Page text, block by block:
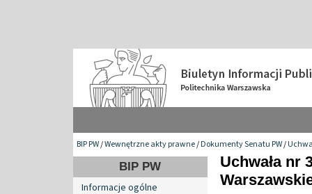
BIP PW/Wewnętrzne akty prawne/Dokumenty Senatu PW/
BIP PW
Informacje ogólne
Uchwała nr